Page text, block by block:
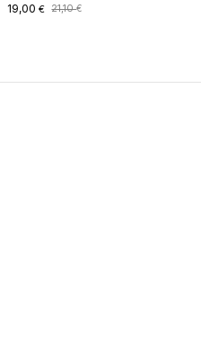
21,10€
El
21,10 €.
19,00 €
El
19,00 €.